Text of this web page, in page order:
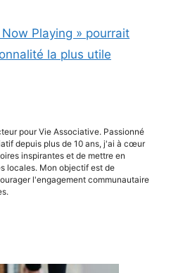
Playing » pourrait
la plus utile
pour Vie Associative. Passionné
depuis plus de 10 ans, j'ai à cœur
inspirantes et de mettre en
locales. Mon objectif est de
l'engagement communautaire